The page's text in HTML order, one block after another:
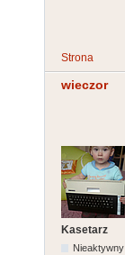
Strona
wieczor
Kasetarz
Nieaktywny